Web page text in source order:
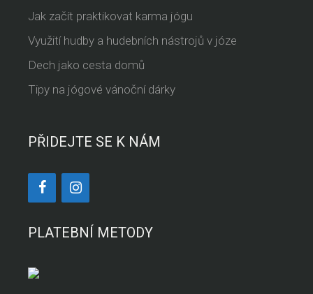
Jak začít praktikovat karma jógu
Využití hudby a hudebních nástrojů v józe
Dech jako cesta domů
Tipy na jógové vánoční dárky
PŘIDEJTE SE K NÁM
PLATEBNÍ METODY